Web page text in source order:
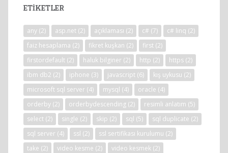
ETIKETLER
any (2) asp.net (2) açıklaması (2) c# (7) c# linq (2)
faiz hesaplama (2) fikret kuşkan (2) first (2)
firstordefault (2) haluk bilginer (2) http (2) https (2)
ibm db2 (2) iphone (3) javascript (6) kış uykusu (2)
microsoft sql server (4) mysql (4) oracle (4)
orderby (2) orderbydescending (2) resimli anlatım (5)
select (2) single (2) skip (2) sql (5) sql duplicate (2)
sql server (4) ssl (2) ssl sertifikası kurulumu (2)
take (2) video kesme (2) video kesmek (2)